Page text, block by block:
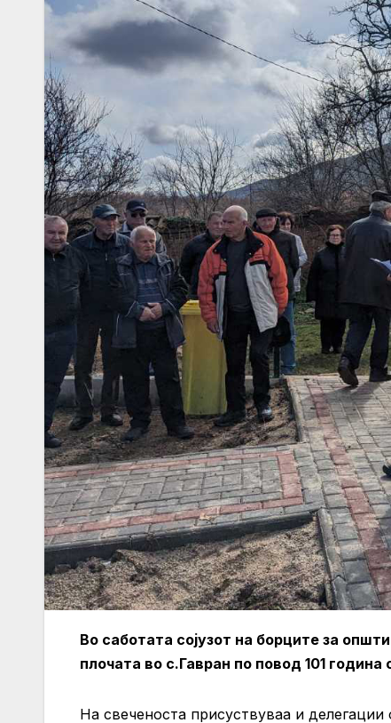
Во саботата сојузот на борците за
плочата во с.Гавран по повод 101
На свеченоста присуствуваа и